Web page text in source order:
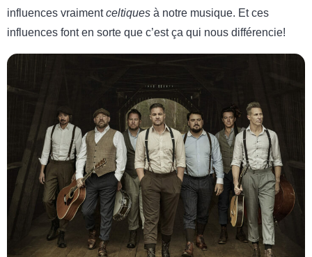
influences vraimentceltiques à notre musique. Et ces
influences font en sorte que c’est ça qui nous différencie!